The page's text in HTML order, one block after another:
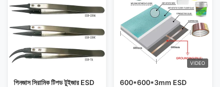
during wave soldering. It is
used in electrical insulation
requirements Features: 1, It
withstands temperatures up to
260°C, flash temp up to 300°C
2, It is designed to protect
board gold finger contacts
during wave soldering. It is
used in electrical insulation
applications meeting class H
requirements Property Value
Product name ESD Packaging
Materials Polyimide Film Tape
পিনজাস সিরামিক টিপড টুইজার ESD
VIDEO
600*600*3mm ESD